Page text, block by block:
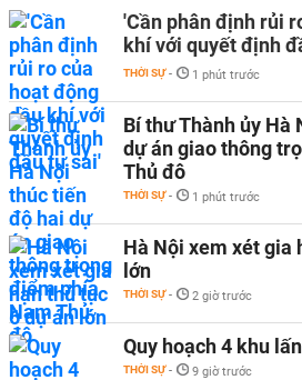
'Cần phân định rủi
khí với quyết định
THỜI SỰ - 1 phút trước
Bí thư Thành ủy Hà
dự án giao thông
Thủ đô
THỜI SỰ - 1 phút trước
Hà Nội xem xét gia
lớn
THỜI SỰ - 2 giờ trước
Quy hoạch 4 khu
THỜI SỰ - 9 giờ trước